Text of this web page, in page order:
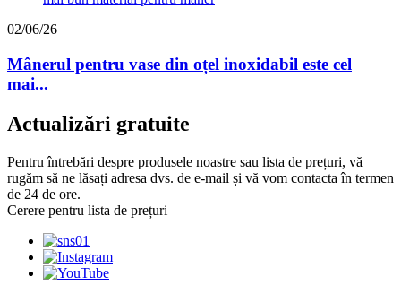
02/06/26
Mânerul pentru vase din oțel inoxidabil este cel
mai...
Actualizări gratuite
Pentru întrebări despre produsele noastre sau lista de prețuri, vă
rugăm să ne lăsați adresa dvs. de e-mail și vă vom contacta în termen
de 24 de ore.
Cerere pentru lista de prețuri